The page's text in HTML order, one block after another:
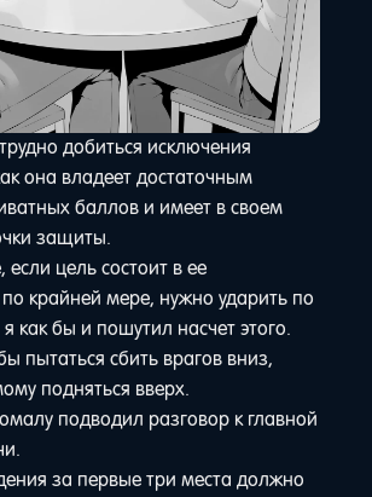
добиться исключения
она владеет достаточным
баллов и имеет в своем
защиты.
цель состоит в ее
крайней мере, нужно ударить по
как бы и пошутил насчет этого.
пытаться сбить врагов вниз,
подняться вверх.
подводил разговор к главной
за первые три места должно